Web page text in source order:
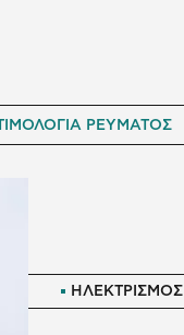
ΡΕΥΜΑΤΟΣ
ΗΛΕΚΤΡΙΣΜΟΣ